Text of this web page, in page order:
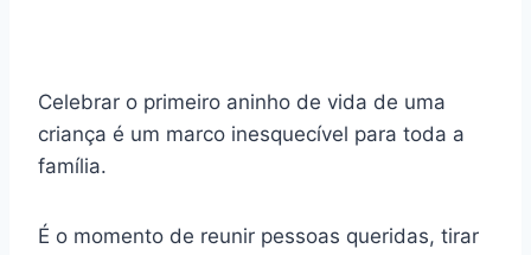
Celebrar o primeiro aninho de vida de uma
criança é um marco inesquecível para toda a
família.
É o momento de reunir pessoas queridas, tirar